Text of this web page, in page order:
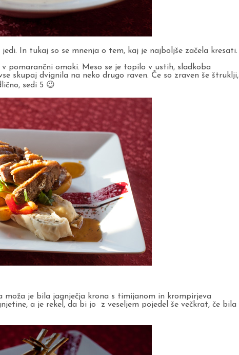
In tukaj so se mnenja o tem, kaj je najboljše začela kresati.
pomarančni omaki. Meso se je topilo v ustih, sladkoba
skupaj dvignila na neko drugo raven. Če so zraven še štruklji,
sedi 5 😉
moža je bila jagnječja krona s timijanom in krompirjeva
a je rekel, da bi jo z veseljem pojedel še večkrat, če bila